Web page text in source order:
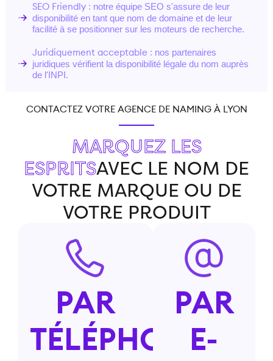
SEO Friendly: notre équipe SEO s'assure de leur
disponibilité en tant que nom de domaine et de leur
facilité à se positionner sur les moteurs de recherche.
Juridiquement acceptable : nos partenaires
juridiques vérifient la disponibilité légale du nom auprès
de l'INPI.
CONTACTEZ VOTRE AGENCE DE NAMING À LYON
MARQUEZ LES
ESPRITSAVEC LE NOM DE
VOTRE MARQUE OU DE
VOTRE PRODUIT
PAR
TÉLÉPHONE
PAR
E-